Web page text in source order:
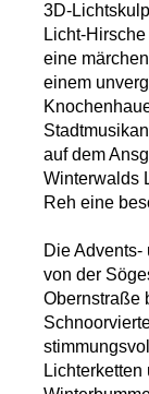
3D-
Licht-
eine
einem
auf dem
Winterwalds
Reh eine
Die Advents-
von der
Obernstraße